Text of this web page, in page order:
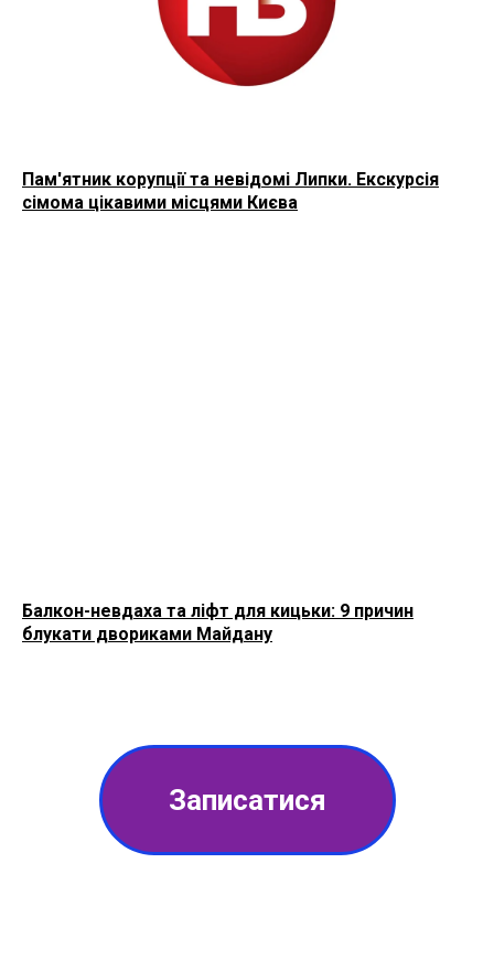
Пам'ятник корупції та невідомі Липки. Екскурсія
сімома цікавими місцями Києва
Балкон-невдаха та ліфт для кицьки: 9 причин
блукати двориками Майдану
Записатися